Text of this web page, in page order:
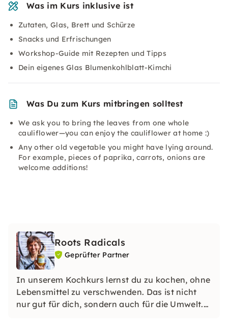
Was im Kurs inklusive ist
Zutaten, Glas, Brett und Schürze
Snacks und Erfrischungen
Workshop-Guide mit Rezepten und Tipps
Dein eigenes Glas Blumenkohlblatt-Kimchi
Was Du zum Kurs mitbringen solltest
We ask you to bring the leaves from one whole
cauliflower—you can enjoy the cauliflower at home :)
Any other old vegetable you might have lying around.
For example, pieces of paprika, carrots, onions are
welcome additions!
Roots Radicals
Geprüfter Partner
In unserem Kochkurs lernst du zu kochen, ohne
Lebensmittel zu verschwenden. Das ist nicht
nur gut für dich, sondern auch für die Umwelt.